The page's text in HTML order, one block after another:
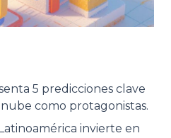
5 predicciones clave
como protagonistas.
invierte en